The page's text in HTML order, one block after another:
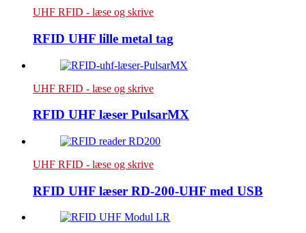
UHF RFID - læse og skrive
RFID UHF lille metal tag
UHF RFID - læse og skrive
RFID UHF læser PulsarMX
UHF RFID - læse og skrive
RFID UHF læser RD-200-UHF med USB